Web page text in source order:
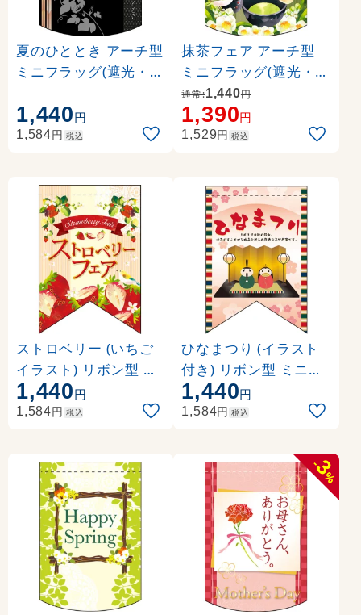
夏のひととき アーチ型
ミニフラッグ(遮光・両
1,440円
1,584円 税込
抹茶フェア アーチ型
ミニフラッグ(遮光・両
面印刷) (61059)
通常:1,440円
1,390円
1,529円 税込
ストロベリー (いちご
イラスト) リボン型 ミ
ニフラッグ(遮光・両面
印刷) (61019)
1,440円
1,584円 税込
ひなまつり (イラスト
付き) リボン型 ミニフ
ラッグ(遮光・両面印刷
) (61024)
1,440円
1,584円 税込
-
3
%